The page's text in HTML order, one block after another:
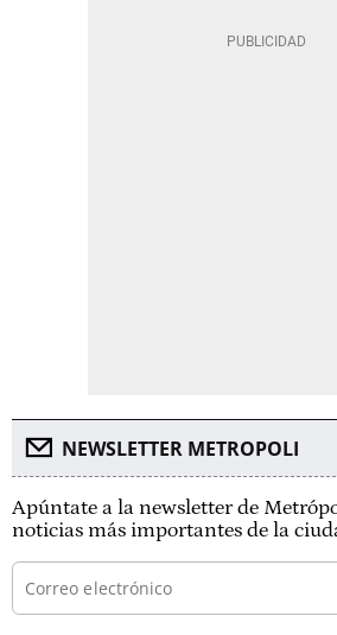
NEWSLETTER METROPOLI
Apúntate a la newsletter de
noticias más importantes de la